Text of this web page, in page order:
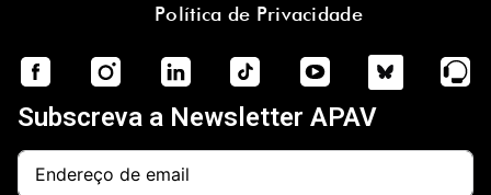
Política de Privacidade
Subscreva a Newsletter APAV